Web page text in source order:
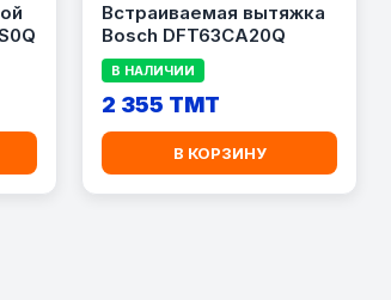
Встраиваемая вытяжка
Bosch DFT63CA20Q
В НАЛИЧИИ
2 355 TMT
В КОРЗИНУ